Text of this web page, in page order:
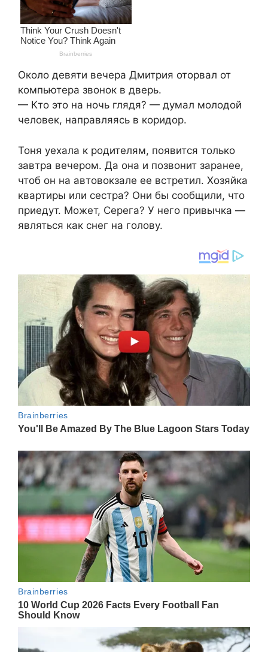
Около девяти вечера Дмитрия оторвал от
компьютера звонок в дверь.
— Кто это на ночь глядя? — думал молодой
человек, направляясь в коридор.
Тоня уехала к родителям, появится только
завтра вечером. Да она и позвонит заранее,
чтоб он на автовокзале ее встретил. Хозяйка
квартиры или сестра? Они бы сообщили, что
приедут. Может, Серега? У него привычка —
являться как снег на голову.